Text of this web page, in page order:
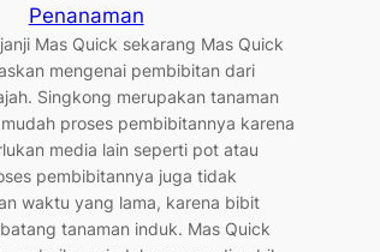
Penanaman
Mas Quick sekarang Mas Quick
mengenai pembibitan dari
Singkong merupakan tanaman
proses pembibitannya karena
media lain seperti pot atau
pembibitannya juga tidak
waktu yang lama, karena bibit
tanaman induk. Mas Quick